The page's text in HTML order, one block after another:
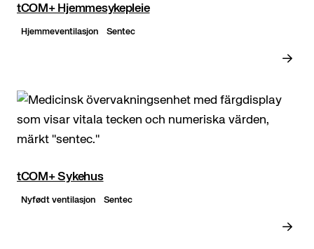
tCOM+ Hjemmesykepleie
Hjemmeventilasjon Sentec
tCOM+ Sykehus
Nyfødt ventilasjon Sentec